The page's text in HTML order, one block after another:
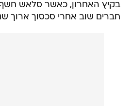
בקיץ האחרון, כאשר סלאש
חברים שוב אחרי סכסוך ארוך